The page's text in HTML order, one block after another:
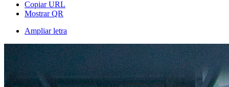
Copiar URL
Mostrar QR
Ampliar letra